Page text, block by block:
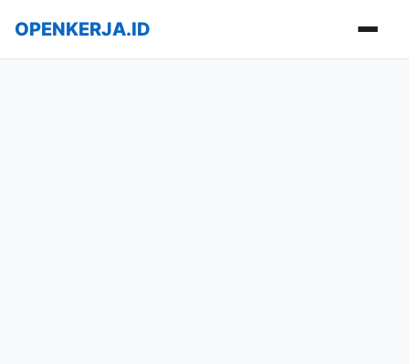
OPENKERJA.ID